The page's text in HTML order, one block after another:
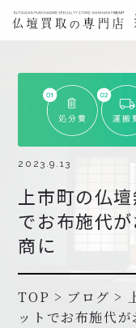
仏壇買取サービス
買取ステップ・お
ブログ
北陸三県外の方
よくあるご質問
協力店募集につい
2023.9.13
上市町の仏
でお布施代
商に
TOP > ブログ >
ットでお布施代が